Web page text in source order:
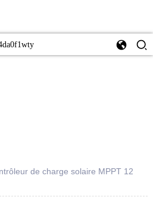
de charge solaire MPPT 12